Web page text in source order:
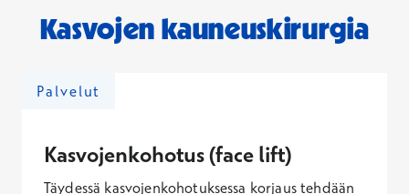
Kasvojen kauneuskirurgia
Palvelut
Kasvojenkohotus (face lift)
Täydessä kasvojenkohotuksessa korjaus tehdään